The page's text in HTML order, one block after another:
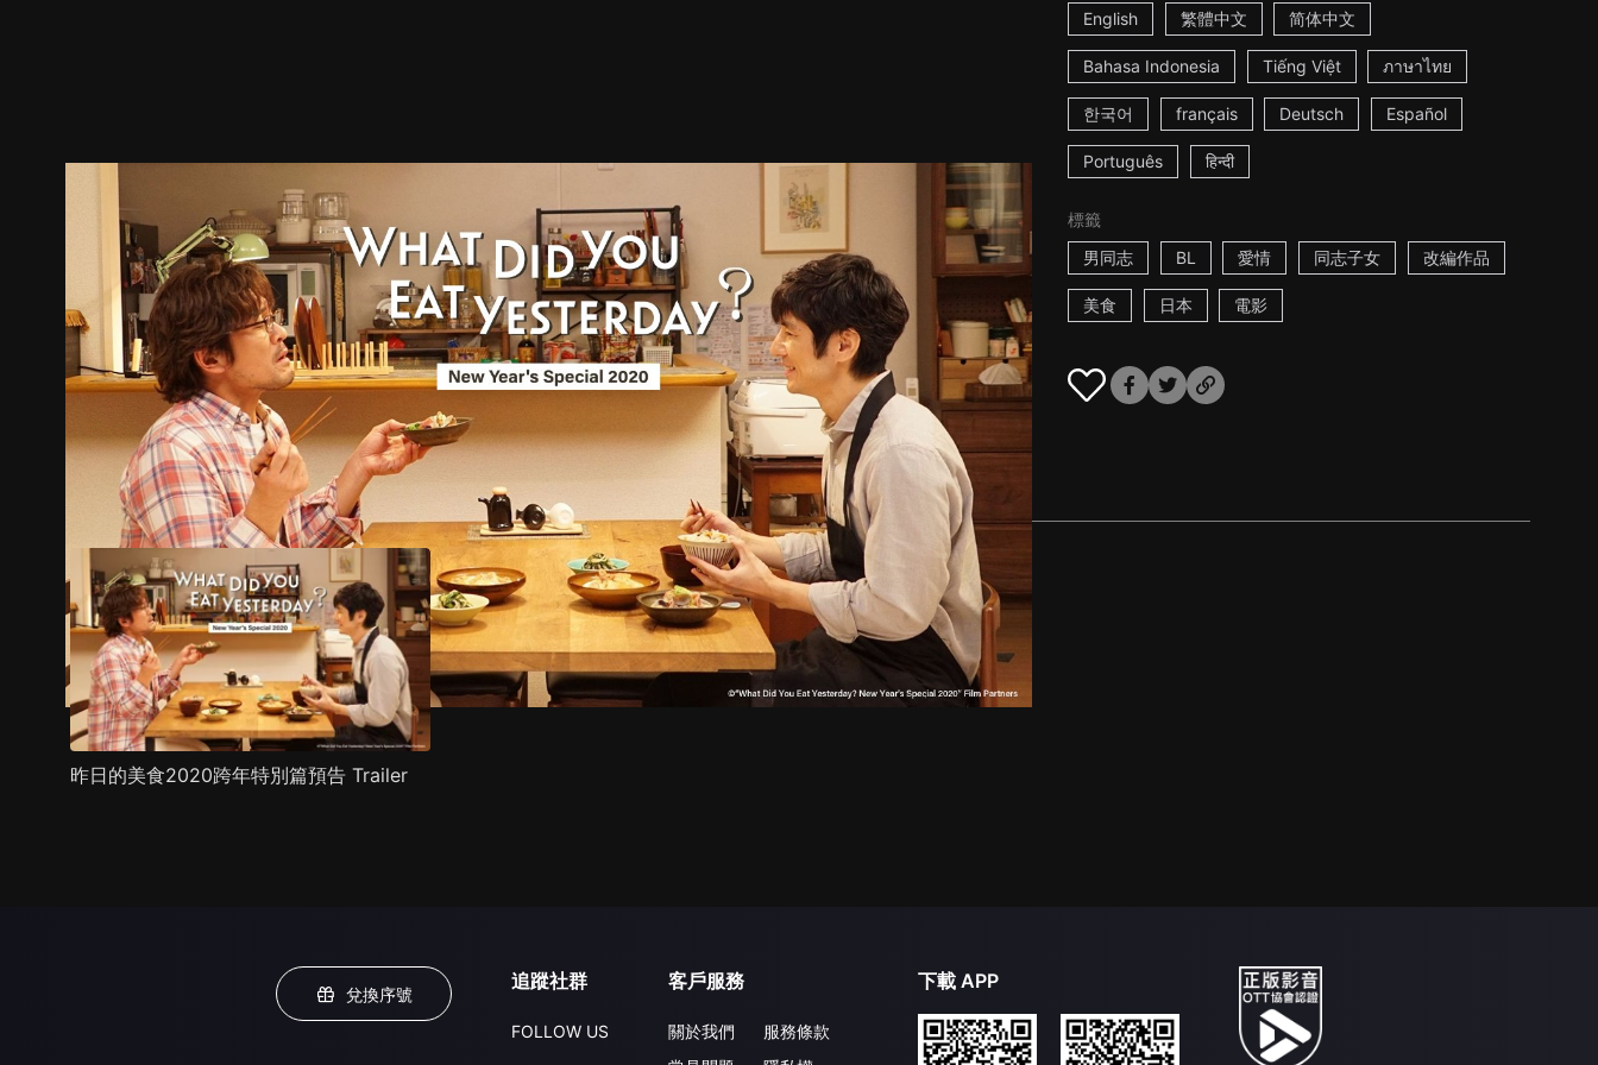
English 繁體中文 简体中文
Bahasa Indonesia Tiếng Việt ภาษาไทย
한국어 français Deutsch Español
Português हिन्दी
標籤
男同志
BL 愛情 同志子女 改編作品
美食 日本 電影
劇照 推薦影片 劇情介紹
昨日的美食2020跨年特別篇預告 Trailer
兌換序號
追蹤社群
FOLLOW US
客戶服務
關於我們
服務條款
下載 APP